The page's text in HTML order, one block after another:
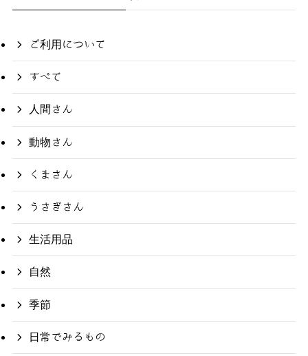
ご利用について
すべて
人間さん
動物さん
くまさん
うさぎさん
生活用品
自然
季節
日常でみるもの